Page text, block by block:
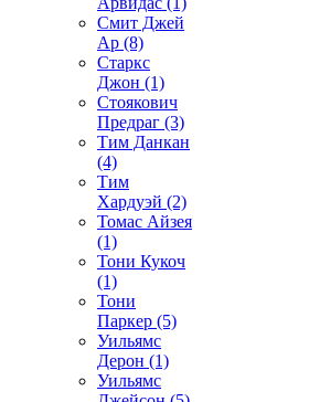
Смит Джей
Ар (8)
Старкс
Джон (1)
Стоякович
Предраг (3)
Тим Данкан
(4)
Тим
Хардуэй (2)
Томас Айзея
(1)
Тони Кукоч
(1)
Тони
Паркер (5)
Уильямс
Дерон (1)
Уильямс